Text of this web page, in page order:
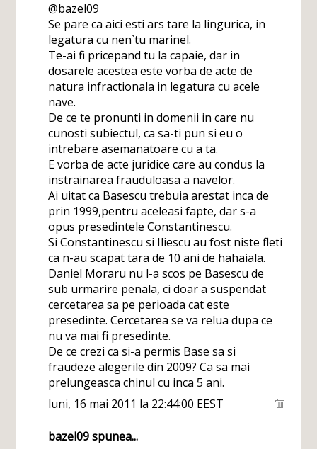
@bazel09
Se pare ca aici esti ars tare la lingurica, in
legatura cu nen`tu marinel.
Te-ai fi pricepand tu la capaie, dar in
dosarele acestea este vorba de acte de
natura infractionala in legatura cu acele
nave.
De ce te pronunti in domenii in care nu
cunosti subiectul, ca sa-ti pun si eu o
intrebare asemanatoare cu a ta.
E vorba de acte juridice care au condus la
instrainarea frauduloasa a navelor.
Ai uitat ca Basescu trebuia arestat inca de
prin 1999,pentru aceleasi fapte, dar s-a
opus presedintele Constantinescu.
Si Constantinescu si Iliescu au fost niste fleti
ca n-au scapat tara de 10 ani de hahaiala.
Daniel Moraru nu l-a scos pe Basescu de
sub urmarire penala, ci doar a suspendat
cercetarea sa pe perioada cat este
presedinte. Cercetarea se va relua dupa ce
nu va mai fi presedinte.
De ce crezi ca si-a permis Base sa si
fraudeze alegerile din 2009? Ca sa mai
prelungeasca chinul cu inca 5 ani.
luni, 16 mai 2011 la 22:44:00 EEST
bazel09spunea...